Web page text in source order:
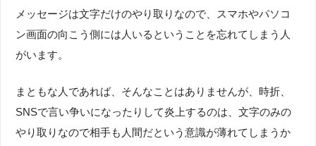
メッセージは文字だけのやり取りなので、スマホやパソコ
ン画面の向こう側には人いるということを忘れてしまう人
がいます。
まともな人であれば、そんなことはありませんが、時折、
SNSで言い争いになったりして炎上するのは、文字のみの
やり取りなので相手も人間だという意識が薄れてしまうか